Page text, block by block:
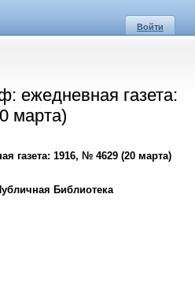
Войти
ежедневная газета:
марта)
газета: 1916, № 4629 (20 марта)
Библиотека